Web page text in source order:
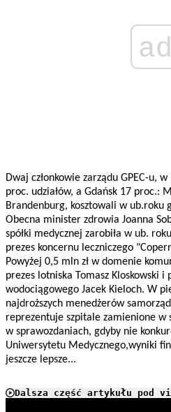
ad
Dwaj członkowie zarządu GPEC-u,
proc. udziałów, a Gdańsk 17 proc.:
Brandenburg, kosztowali w ub.roku
Obecna minister zdrowia Joanna
spółki medycznej zarobiła w ub.
prezes koncernu leczniczego
Powyżej 0,5 mln zł w domenie
prezes lotniska Tomasz Kloskowski i
wodociągowego Jacek Kieloch. W
najdroższych menedżerów
reprezentuje szpitale zamienione w
w sprawozdaniach, gdyby nie
Uniwersytetu Medycznego,wyniki
jeszcze lepsze...
Dalsza część artykułu pod